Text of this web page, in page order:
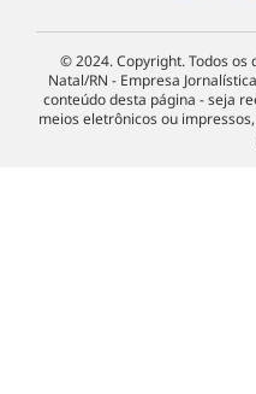
© 2024. Copyright. Todos os
Natal/RN - Empresa
conteúdo desta página - seja
meios eletrônicos ou